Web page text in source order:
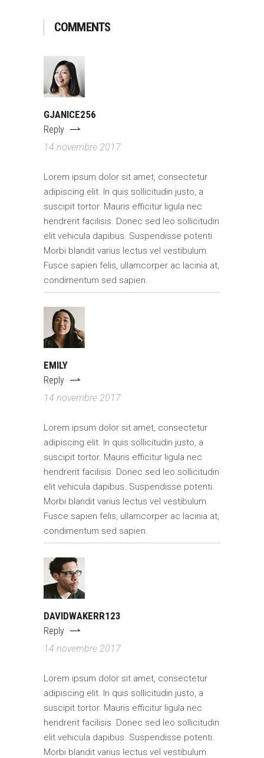
COMMENTS
GJANICE256
Reply
14 novembre 2017
Lorem ipsum dolor sit amet, consectetur
adipiscing elit. In quis sollicitudin justo, a
suscipit tortor. Mauris efficitur ligula nec
hendrerit facilisis. Donec sed leo sollicitudin
elit vehicula dapibus. Suspendisse potenti.
Morbi blandit varius lectus vel vestibulum.
Fusce sapien felis, ullamcorper ac lacinia at,
condimentum sed sapien.
EMILY
Reply
14 novembre 2017
Lorem ipsum dolor sit amet, consectetur
adipiscing elit. In quis sollicitudin justo, a
suscipit tortor. Mauris efficitur ligula nec
hendrerit facilisis. Donec sed leo sollicitudin
elit vehicula dapibus. Suspendisse potenti.
Morbi blandit varius lectus vel vestibulum.
Fusce sapien felis, ullamcorper ac lacinia at,
condimentum sed sapien.
DAVIDWAKERR123
Reply
14 novembre 2017
Lorem ipsum dolor sit amet, consectetur
adipiscing elit. In quis sollicitudin justo, a
suscipit tortor. Mauris efficitur ligula nec
hendrerit facilisis. Donec sed leo sollicitudin
elit vehicula dapibus. Suspendisse potenti.
Morbi blandit varius lectus vel vestibulum.